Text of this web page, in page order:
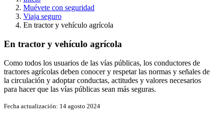
Muévete con seguridad
Viaja seguro
En tractor y vehículo agrícola
En tractor y vehículo agrícola
Como todos los usuarios de las vías públicas, los conductores de
tractores agrícolas deben conocer y respetar las normas y señales de
la circulación y adoptar conductas, actitudes y valores necesarios
para hacer que las vías públicas sean más seguras.
Fecha actualización: 14 agosto 2024